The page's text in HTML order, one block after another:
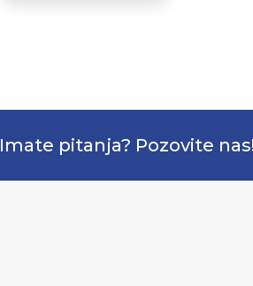
Imate pitanja? Pozovite